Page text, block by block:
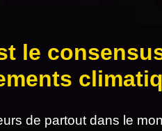
le
de partout dans le